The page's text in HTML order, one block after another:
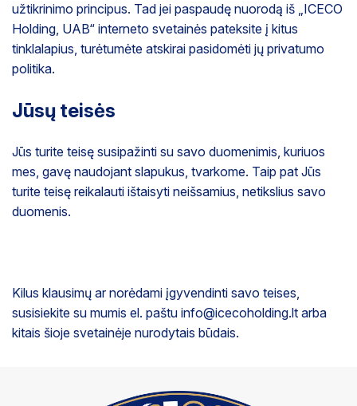
užtikrinimo principus. Tad jei paspaudę nuorodą iš „ICECO
Holding, UAB“ interneto svetainės pateksite į kitus
tinklalapius, turėtumėte atskirai pasidomėti jų privatumo
politika.
Jūsų teisės
Jūs turite teisę susipažinti su savo duomenimis, kuriuos
mes, gavę naudojant slapukus, tvarkome. Taip pat Jūs
turite teisę reikalauti ištaisyti neišsamius, netikslius savo
duomenis.
Kilus klausimų ar norėdami įgyvendinti savo teises,
susisiekite su mumis el. paštu info@icecoholding.lt arba
kitais šioje svetainėje nurodytais būdais.